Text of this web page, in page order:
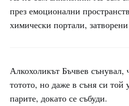
през емоционални
химически портали,
Алкохоликът Бъчвев сънувал,
тотото, но даже в съня си той
парите, докато се събуди.